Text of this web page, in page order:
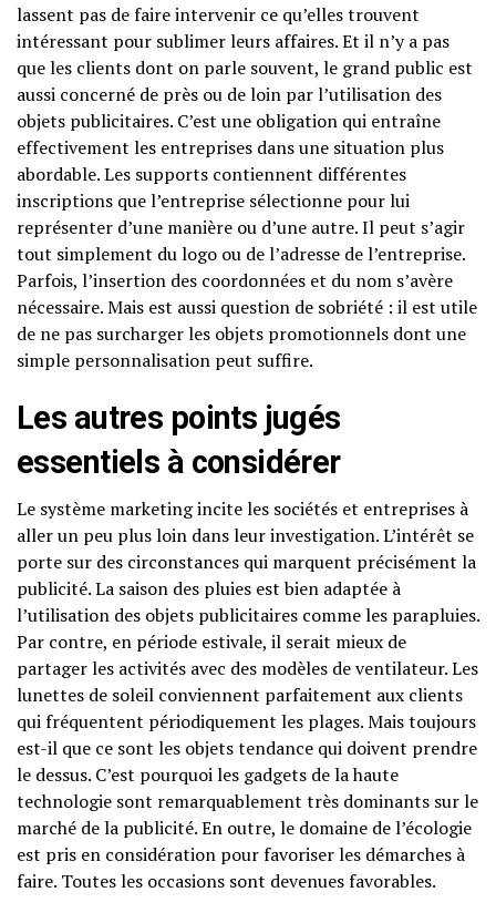
lassent pas de faire intervenir ce qu’elles trouvent
intéressant pour sublimer leurs affaires. Et il n’y a pas
que les clients dont on parle souvent, le grand public est
aussi concerné de près ou de loin par l’utilisation des
objets publicitaires. C’est une obligation qui entraîne
effectivement les entreprises dans une situation plus
abordable. Les supports contiennent différentes
inscriptions que l’entreprise sélectionne pour lui
représenter d’une manière ou d’une autre. Il peut s’agir
tout simplement du logo ou de l’adresse de l’entreprise.
Parfois, l’insertion des coordonnées et du nom s’avère
nécessaire. Mais est aussi question de sobriété : il est utile
de ne pas surcharger les objets promotionnels dont une
simple personnalisation peut suffire.
Les autres points jugés
essentiels à considérer
Le système marketing incite les sociétés et entreprises à
aller un peu plus loin dans leur investigation. L’intérêt se
porte sur des circonstances qui marquent précisément la
publicité. La saison des pluies est bien adaptée à
l’utilisation des objets publicitaires comme les parapluies.
Par contre, en période estivale, il serait mieux de
partager les activités avec des modèles de ventilateur. Les
lunettes de soleil conviennent parfaitement aux clients
qui fréquentent périodiquement les plages. Mais toujours
est-il que ce sont les objets tendance qui doivent prendre
le dessus. C’est pourquoi les gadgets de la haute
technologie sont remarquablement très dominants sur le
marché de la publicité. En outre, le domaine de l’écologie
est pris en considération pour favoriser les démarches à
faire. Toutes les occasions sont devenues favorables.